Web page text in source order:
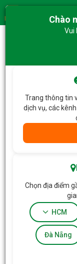
Menu
Hoa
Chào
Vui
Trang thông tin
dịch vụ, các
Chọn địa điểm
HCM
Đà Nẵng